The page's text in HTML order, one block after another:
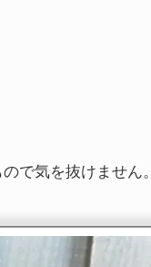
で気を抜けません。